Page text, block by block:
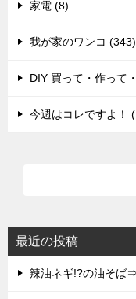
家電 (8)
我が家のワンコ (343)
DIY 買って・作って
今週はコレですよ！
最近の投稿
辣油ネギ!?の油そば